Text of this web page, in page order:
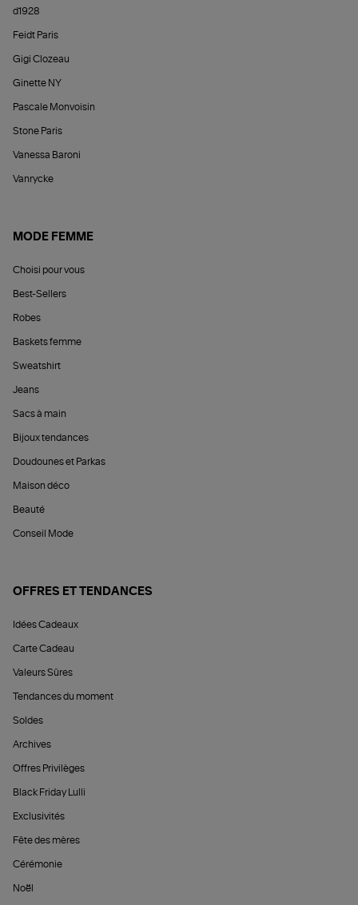
d1928
Feidt Paris
Gigi Clozeau
Ginette NY
Pascale Monvoisin
Stone Paris
Vanessa Baroni
Vanrycke
MODE FEMME
Choisi pour vous
Best-Sellers
Robes
Baskets femme
Sweatshirt
Jeans
Sacs à main
Bijoux tendances
Doudounes et Parkas
Maison déco
Beauté
Conseil Mode
OFFRES ET TENDANCES
Idées Cadeaux
Carte Cadeau
Valeurs Sûres
Tendances du moment
Soldes
Archives
Offres Privilèges
Black Friday Lulli
Exclusivités
Fête des mères
Cérémonie
Noël